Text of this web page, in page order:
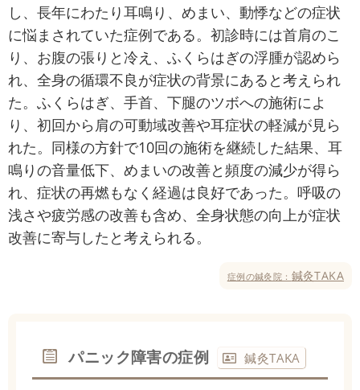
し、長年にわたり耳鳴り、めまい、動悸などの症状
に悩まされていた症例である。初診時には首肩のこ
り、お腹の張りと冷え、ふくらはぎの浮腫が認めら
れ、全身の循環不良が症状の背景にあると考えられ
た。ふくらはぎ、手首、下腿のツボへの施術によ
り、初回から肩の可動域改善や耳症状の軽減が見ら
れた。同様の方針で10回の施術を継続した結果、耳
鳴りの音量低下、めまいの改善と頻度の減少が得ら
れ、症状の再燃もなく経過は良好であった。呼吸の
浅さや疲労感の改善も含め、全身状態の向上が症状
改善に寄与したと考えられる。
症例の鍼灸院： 鍼灸TAKA
パニック障害の症例 鍼灸TAKA